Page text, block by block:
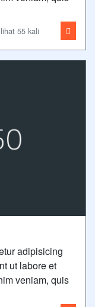
55 kali
adipisicing
ut labore et
veniam, quis